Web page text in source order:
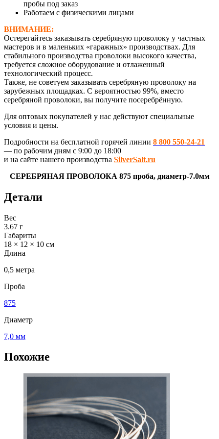
пробы под заказ
Работаем с физическими лицами
ВНИМАНИЕ:
Остерегайтесь заказывать серебряную проволоку у частных
мастеров и в маленьких «гаражных» производствах. Для
стабильного производства проволоки высокого качества,
требуется сложное оборудование и отлаженный
технологический процесс.
Также, не советуем заказывать серебряную проволоку на
зарубежных площадках. С вероятностью 99%, вместо
серебряной проволоки, вы получите посеребрённую.
Для оптовых покупателей у нас действуют специальные
условия и цены.
Подробности на бесплатной горячей линии 8 800 550-24-21
— по рабочим дням с 9:00 до 18:00
и на сайте нашего производства SilverSalt.ru
СЕРЕБРЯНАЯ ПРОВОЛОКА 875 проба, диаметр-7.0мм
Детали
Вес
3.67 г
Габариты
18 × 12 × 10 см
Длина
0,5 метра
Проба
875
Диаметр
7,0 мм
Похожие